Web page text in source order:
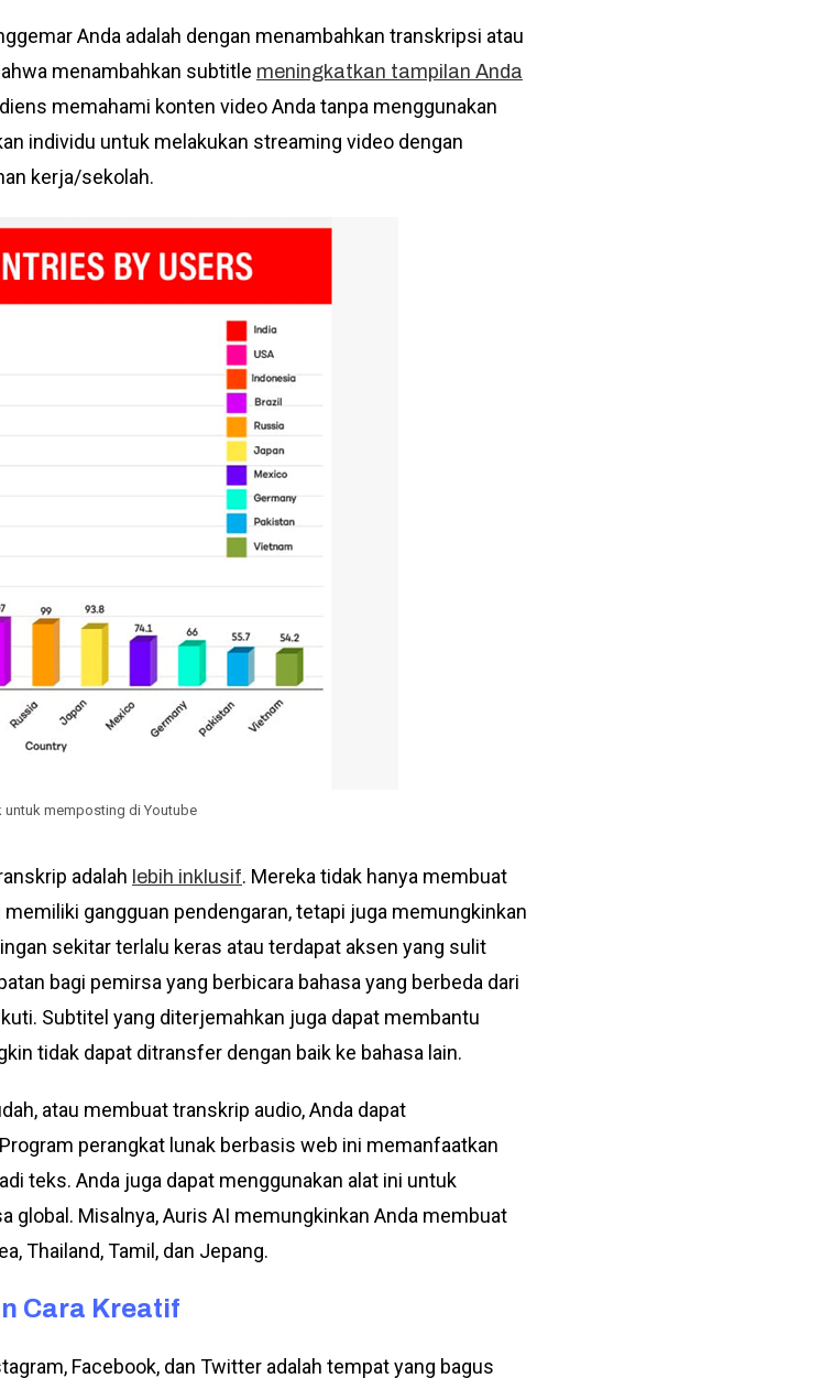
Anda adalah dengan menambahkan transkripsi atau
menambahkan subtitle meningkatkan tampilan Anda
memahami konten video Anda tanpa menggunakan
individu untuk melakukan streaming video dengan
kerja/sekolah.
untuk memposting di Youtube
adalah lebih inklusif. Mereka tidak hanya membuat
memiliki gangguan pendengaran, tetapi juga memungkinkan
sekitar terlalu keras atau terdapat aksen yang sulit
bagi pemirsa yang berbicara bahasa yang berbeda dari
Subtitel yang diterjemahkan juga dapat membantu
tidak dapat ditransfer dengan baik ke bahasa lain.
atau membuat transkrip audio, Anda dapat
perangkat lunak berbasis web ini memanfaatkan
teks. Anda juga dapat menggunakan alat ini untuk
global. Misalnya, Auris AI memungkinkan Anda membuat
Thailand, Tamil, dan Jepang.
Cara Kreatif
Facebook, dan Twitter adalah tempat yang bagus